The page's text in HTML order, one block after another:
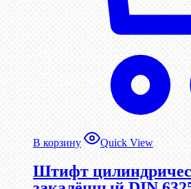
В корзину Quick View
Штифт